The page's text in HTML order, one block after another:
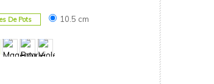
De Pots 10.5 cm